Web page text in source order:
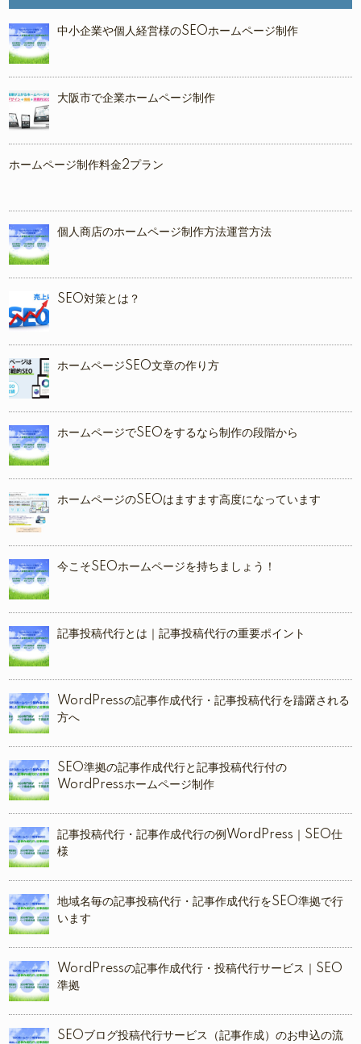
中小企業や個人経営様のSEOホームページ制作
大阪市で企業ホームページ制作
ホームページ制作料金2プラン
個人商店のホームページ制作方法運営方法
SEO対策とは？
ホームページSEO文章の作り方
ホームページでSEOをするなら制作の段階から
ホームページのSEOはますます高度になっています
今こそSEOホームページを持ちましょう！
記事投稿代行とは｜記事投稿代行の重要ポイント
WordPressの記事作成代行・記事投稿代行を躊躇される
方へ
SEO準拠の記事作成代行と記事投稿代行付の
WordPressホームページ制作
記事投稿代行・記事作成代行の例WordPress｜SEO仕
様
地域名毎の記事投稿代行・記事作成代行をSEO準拠で行
います
WordPressの記事作成代行・投稿代行サービス｜SEO
準拠
SEOブログ投稿代行サービス（記事作成）のお申込の流